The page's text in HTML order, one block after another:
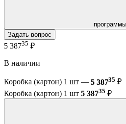
программы
Задать вопрос
5 38735 ₽
В наличии
Коробка (картон) 1 шт — 5 38735 ₽
Коробка (картон) 1 шт 5 38735 ₽